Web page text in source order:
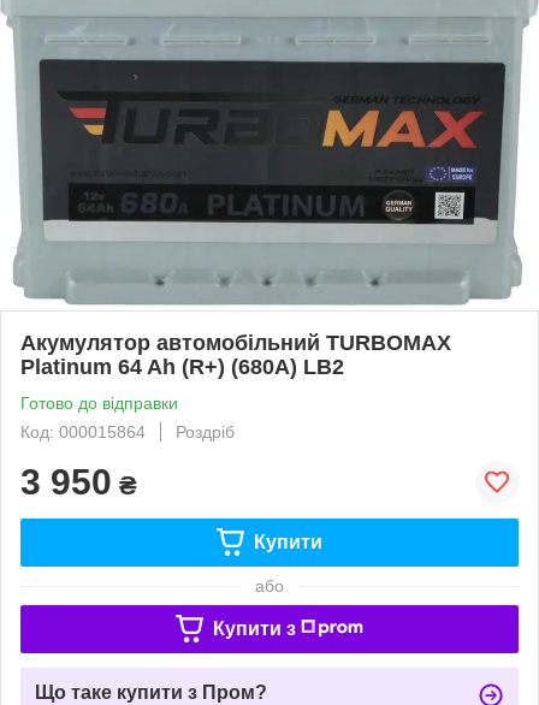
Акумулятор автомобільний TURBOMAX
Platinum 64 Ah (R+) (680A) LB2
Готово до відправки
Код: 000015864
Роздріб
3 950 ₴
Купити
або
Купити з
Що таке купити з Пром?